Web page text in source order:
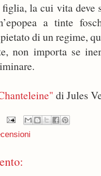
la cui vita deve
a tinte
di un regime,
non importa se
di Jules